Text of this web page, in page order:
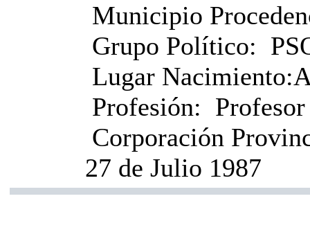
Municipio
Grupo Político:
Lugar Nacimiento:
Profesión:
Corporación
27 de Julio 1987